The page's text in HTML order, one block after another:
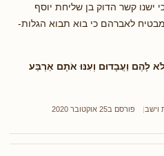
ישנו קשר הדוק בן שליחת יוסף
לאברהם כי בוא תבוא הגלות-
לָהֶם וַעֲבָדוּם וְעִנּוּ אֹתָם אַרְבַּע
וישב
פורסם ב25 אוקטובר 2020